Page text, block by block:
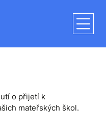
o přijetí k
mateřských škol.